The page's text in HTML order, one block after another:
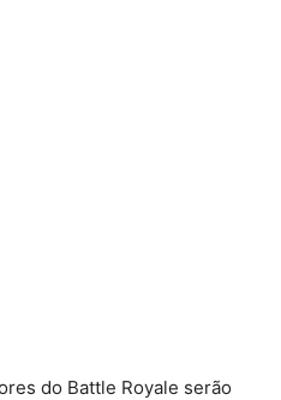
do Battle Royale serão